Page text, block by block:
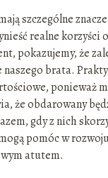
szczególne
realne korzyści
pokazujemy, że
brata.
ponieważ
że obdarowany
gdy z nich
pomóc w
atutem.